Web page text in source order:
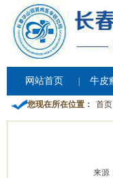
网站首页 牛皮
您现在所在位置： 首页
来源